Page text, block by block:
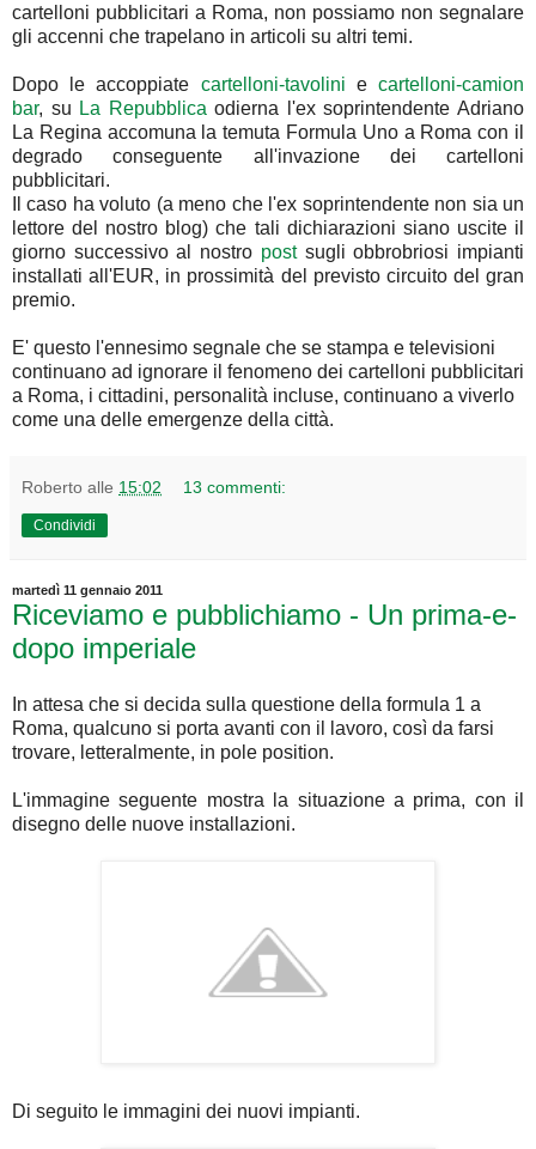
cartelloni pubblicitari a Roma, non possiamo non segnalare
gli accenni che trapelano in articoli su altri temi.
Dopo le accoppiate cartelloni-tavolini ecartelloni-camion
bar, su La Repubblica odierna l'ex soprintendente Adriano
La Regina accomuna la temuta Formula Uno a Roma con il
degrado conseguente all'invazione dei cartelloni
pubblicitari.
Il caso ha voluto (a meno che l'ex soprintendente non sia un
lettore del nostro blog) che tali dichiarazioni siano uscite il
giorno successivo al nostro postsugli obbrobriosi impianti
installati all'EUR, in prossimità del previsto circuito del gran
premio.
E' questo l'ennesimo segnale che se stampa e televisioni
continuano ad ignorare il fenomeno dei cartelloni pubblicitari
a Roma, i cittadini, personalità incluse, continuano a viverlo
come una delle emergenze della città.
Roberto alle 15:02 13 commenti:
Condividi
martedì 11 gennaio 2011
Riceviamo e pubblichiamo - Un prima-e-
dopo imperiale
In attesa che si decida sulla questione della formula 1 a
Roma, qualcuno si porta avanti con il lavoro, così da farsi
trovare, letteralmente, in pole position.
L'immagine seguente mostra la situazione a prima, con il
disegno delle nuove installazioni.
Di seguito le immagini dei nuovi impianti.